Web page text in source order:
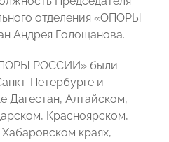
отделения «ОПОРЫ
Андрея Голощанова.
РОССИИ» были
Петербурге и
Дагестан, Алтайском,
Красноярском,
краях,